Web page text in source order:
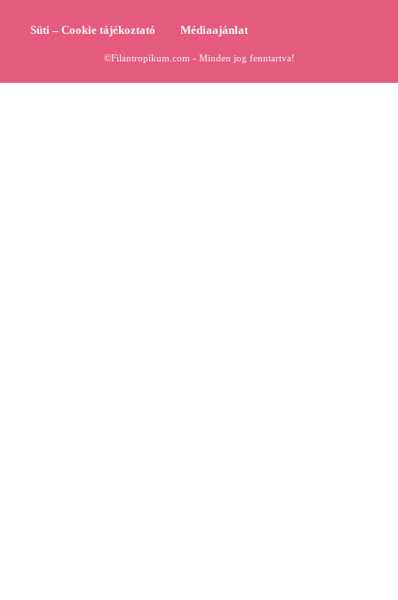
Süti – Cookie tájékoztató Médiaajánlat
©Filantropikum.com - Minden jog fenntartva!